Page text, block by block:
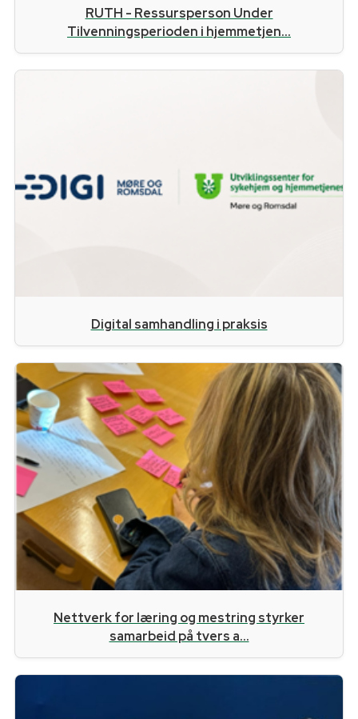
RUTH - Ressursperson Under
Tilvenningsperioden i hjemmetjen...
Digital samhandling i praksis
Nettverk for læring og mestring styrker
samarbeid på tvers a...